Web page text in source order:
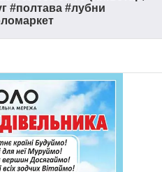
#полтава #лубни